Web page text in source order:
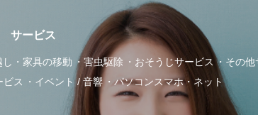
サービス
し・家具の移動 害虫駆除 おそうじサービス
その他
ビス イベント / 音響 パソコンスマホ・ネット